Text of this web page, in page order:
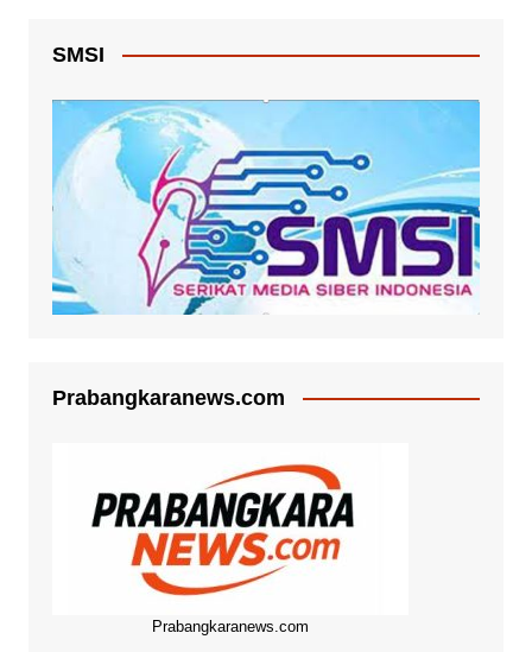
SMSI
Prabangkaranews.com
Prabangkaranews.com